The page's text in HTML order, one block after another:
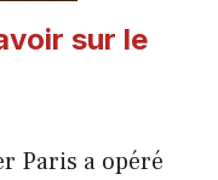
sur le
Paris a opéré